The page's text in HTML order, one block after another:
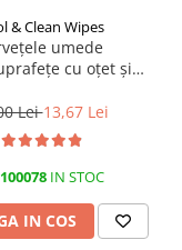
& Clean Wipes
umede
cu oțet și
Clean
Lei13,67 Lei
100078 IN STOC
IN COS